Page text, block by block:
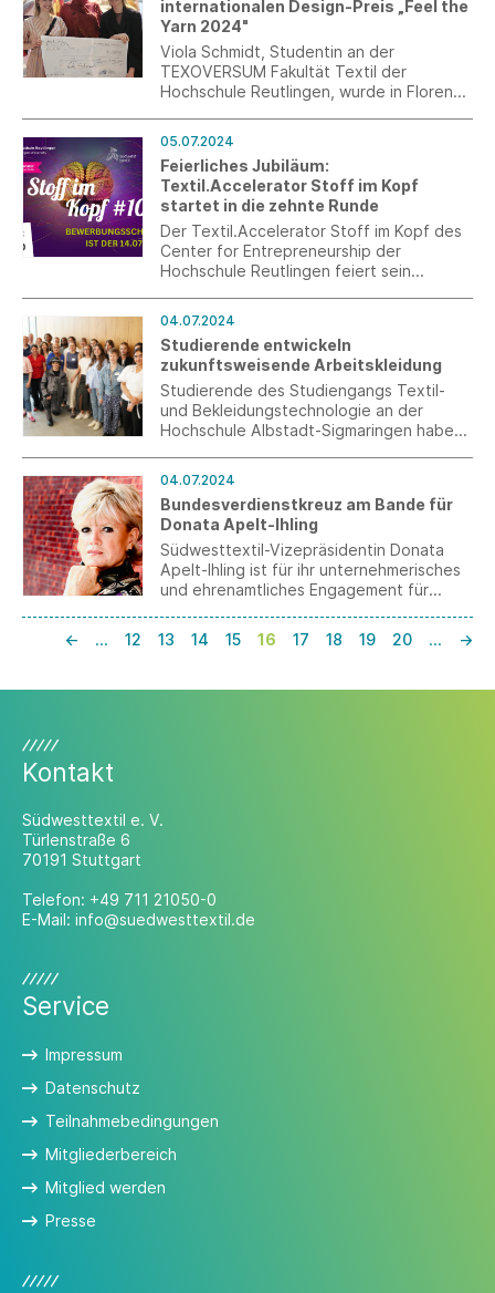
internationalen Design-Preis „Feel the
Yarn 2024"
Viola Schmidt, Studentin an der
TEXOVERSUM Fakultät Textil der
Hochschule Reutlingen, wurde in Florenz
05.07.2024
Feierliches Jubiläum:
Textil.Accelerator Stoff im Kopf
startet in die zehnte Runde
Der Textil.Accelerator Stoff im Kopf des
Center for Entrepreneurship der
Hochschule Reutlingen feiert sein
bietet textilbegeisterten Gründerinnen
und Gründern eine einzigartige
Gelegenheit, ihre Ideen im Bereich
Textilgründung weiterzuentwickeln.
04.07.2024
Studierende entwickeln
zukunftsweisende Arbeitskleidung
Studierende des Studiengangs Textil-
und Bekleidungstechnologie an der
Hochschule Albstadt-Sigmaringen haben
das Jahr 2035 entwickelt.
04.07.2024
Bundesverdienstkreuz am Bande für
Donata Apelt-Ihling
Südwesttextil-Vizepräsidentin Donata
Apelt-Ihling ist für ihr unternehmerisches
und ehrenamtliches Engagement für
Bundesverdienstkreuz am Bande geehrt
worden.
← … 12 13 14 15 16 17 18 19 20 … →
Kontakt
Südwesttextil e. V.
Türlenstraße 6
70191 Stuttgart
Telefon: +49 711 21050-0
E-Mail: info@suedwesttextil.de
Service
Impressum
Datenschutz
Teilnahmebedingungen
Mitgliederbereich
Mitglied werden
Presse